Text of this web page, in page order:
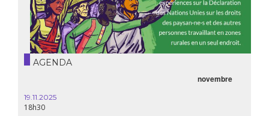
AGENDA
novembre
19.11.2025
18h30